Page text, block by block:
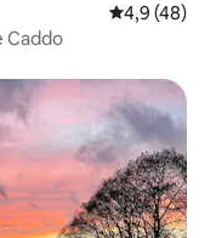
Évaluation
4,9 (48)
Caddo